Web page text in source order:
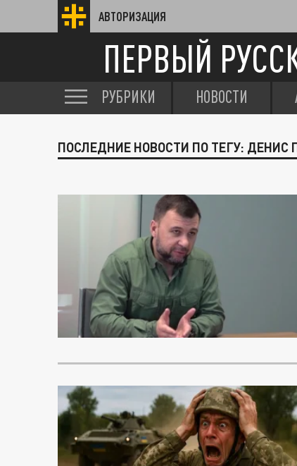
АВТОРИЗАЦИЯ
ПЕРВЫЙ
РУБРИКИ НОВОСТИ
ПОСЛЕДНИЕ НОВОСТИ ПО ТЕГУ: ДЕНИС